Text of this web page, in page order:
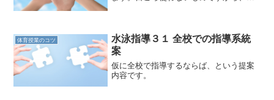
体育授業のコツ
水泳指導３１ 全校での指導系統
案
仮に全校で指導するならば、という提案
内容です。